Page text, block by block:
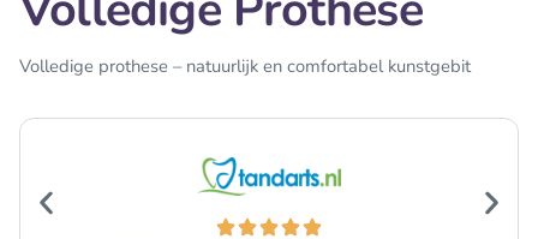
Volledige prothese – natuurlijk en comfortabel kunstgebit